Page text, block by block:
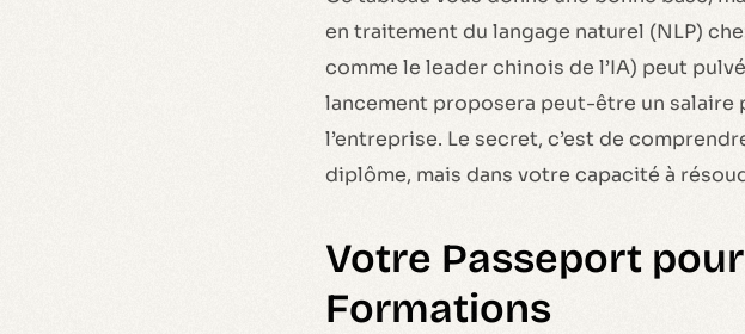
en traitement du langage naturel (NLP)
comme le leader chinois de l’IA) peut
lancement proposera peut-être un salaire
l’entreprise. Le secret, c’est de
diplôme, mais dans votre capacité à
Votre Passeport pour
Formations